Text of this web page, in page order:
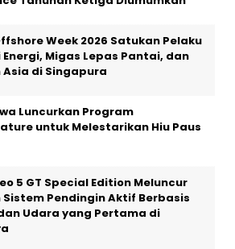
Week 2026 Satukan Pelaku
Migas Lepas Pantai, dan
di Singapura
Luncurkan Program
untuk Melestarikan Hiu Paus
5 GT Special Edition Meluncur
Pendingin Aktif Berbasis
Udara yang Pertama di